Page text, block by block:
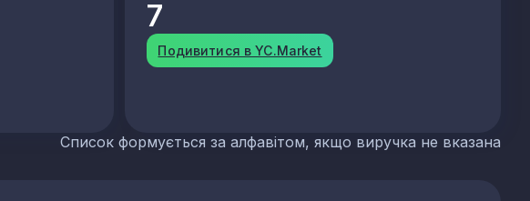
7
Подивитися в YC.Market
Список формується за алфавітом, якщо виручка не вказана